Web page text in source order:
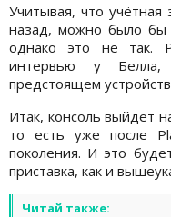
Учитывая, что учётная
назад, можно было бы
однако это не так.
интервью у
предстоящем
Итак, консоль выйдет
то есть уже после
поколения. И это
приставка, как и
Читай также: